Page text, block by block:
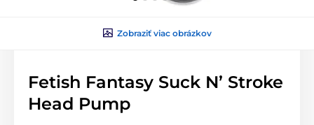
Zobraziť viac obrázkov
Fetish Fantasy Suck N’ Stroke
Head Pump